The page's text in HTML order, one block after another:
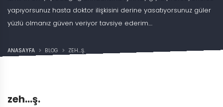
ANASAYFA BLOG ZEH…Ş.
yapıyorsunuz hasta doktor ilişkisini derine yasatıyorsunuz güler
yüzlü olmanız güven veriyor tavsiye ederim....
zeh…ş.